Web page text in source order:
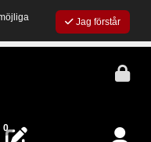
Jag förstår
0